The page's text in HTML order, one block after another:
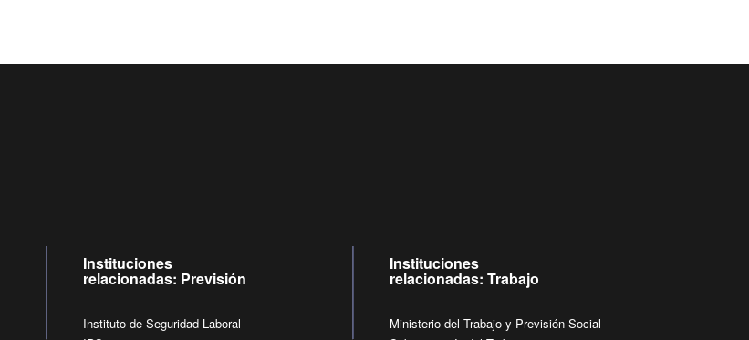
Instituciones
relacionadas: Previsión
Instituto de Seguridad Laboral
Instituciones
relacionadas: Trabajo
Ministerio del Trabajo y Previsión Social